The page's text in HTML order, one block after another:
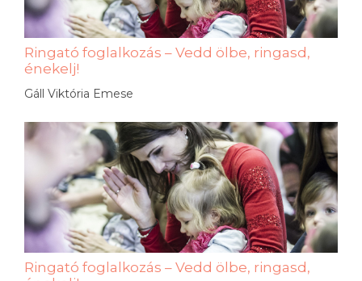
Ringató foglalkozás – Vedd ölbe, ringasd,
énekelj!
Gáll Viktória Emese
Ringató foglalkozás – Vedd ölbe, ringasd,